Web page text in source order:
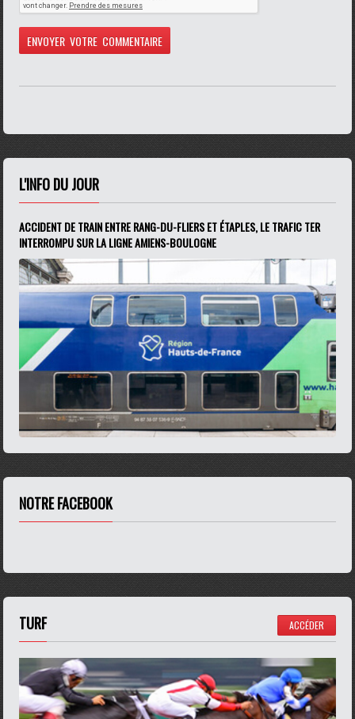
L'INFO DU JOUR
ACCIDENT DE TRAIN ENTRE RANG-DU-FLIERS ET ÉTAPLES, LE TRAFIC TER
INTERROMPU SUR LA LIGNE AMIENS-BOULOGNE
NOTRE FACEBOOK
TURF ACCÉDER